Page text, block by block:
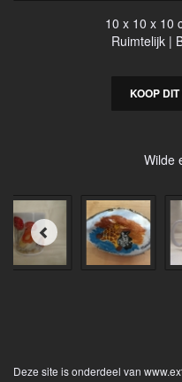
10 x 10 x 10
Ruimtelijk |
KOOP
Wilde
Deze site is onderdeel van